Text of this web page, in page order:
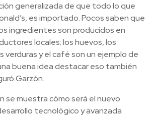
generalizada de que todo lo que
es importado. Pocos saben que
ingredientes son producidos en
locales; los huevos, los
verduras y el café son un ejemplo de
buena idea destacar eso también
Garzón.
se muestra cómo será el nuevo
tecnológico y avanzada